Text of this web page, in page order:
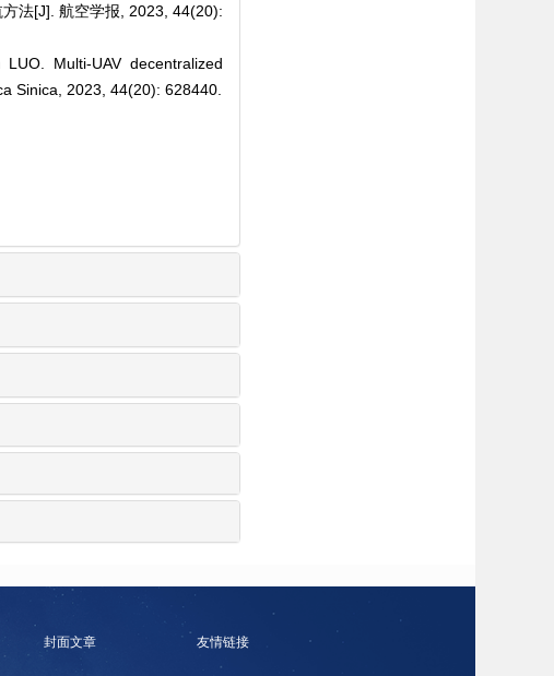
法[J]. 航空学报, 2023, 44(20):
Multi-UAV decentralized
Sinica, 2023, 44(20): 628440.
封面文章 友情链接